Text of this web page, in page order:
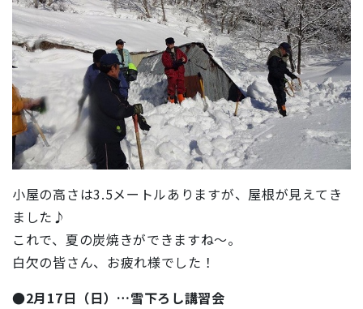
小屋の高さは3.5メートルありますが、屋根が見えてき
ました♪
これで、夏の炭焼きができますね～。
白欠の皆さん、お疲れ様でした！
●2月17日（日）…雪下ろし講習会